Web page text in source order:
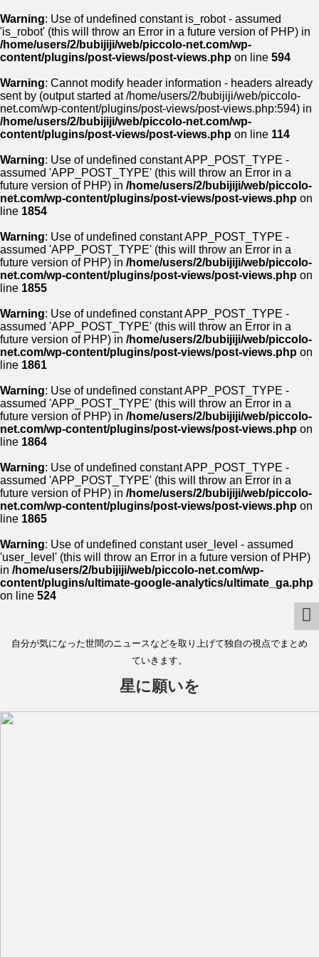
Warning: Use of undefined constant is_robot - assumed
'is_robot' (this will throw an Error in a future version of PHP) in
/home/users/2/bubijiji/web/piccolo-net.com/wp-
content/plugins/post-views/post-views.php on line 594
Warning: Cannot modify header information - headers already
sent by (output started at /home/users/2/bubijiji/web/piccolo-
net.com/wp-content/plugins/post-views/post-views.php:594) in
/home/users/2/bubijiji/web/piccolo-net.com/wp-
content/plugins/post-views/post-views.php on line 114
Warning: Use of undefined constant APP_POST_TYPE -
assumed 'APP_POST_TYPE' (this will throw an Error in a
future version of PHP) in /home/users/2/bubijiji/web/piccolo-
net.com/wp-content/plugins/post-views/post-views.php on
line 1854
Warning: Use of undefined constant APP_POST_TYPE -
assumed 'APP_POST_TYPE' (this will throw an Error in a
future version of PHP) in /home/users/2/bubijiji/web/piccolo-
net.com/wp-content/plugins/post-views/post-views.php on
line 1855
Warning: Use of undefined constant APP_POST_TYPE -
assumed 'APP_POST_TYPE' (this will throw an Error in a
future version of PHP) in /home/users/2/bubijiji/web/piccolo-
net.com/wp-content/plugins/post-views/post-views.php on
line 1861
Warning: Use of undefined constant APP_POST_TYPE -
assumed 'APP_POST_TYPE' (this will throw an Error in a
future version of PHP) in /home/users/2/bubijiji/web/piccolo-
net.com/wp-content/plugins/post-views/post-views.php on
line 1864
Warning: Use of undefined constant APP_POST_TYPE -
assumed 'APP_POST_TYPE' (this will throw an Error in a
future version of PHP) in /home/users/2/bubijiji/web/piccolo-
net.com/wp-content/plugins/post-views/post-views.php on
line 1865
Warning: Use of undefined constant user_level - assumed
'user_level' (this will throw an Error in a future version of PHP)
in /home/users/2/bubijiji/web/piccolo-net.com/wp-
content/plugins/ultimate-google-analytics/ultimate_ga.php
on line 524
自分が気になった世間のニュースなどを取り上げて独自の視点でまとめ
ていきます。
星に願いを